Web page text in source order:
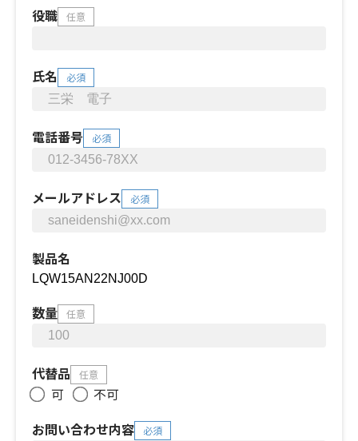
役職 任意
氏名 必須
電話番号 必須
メールアドレス 必須
製品名
数量 任意
代替品 任意
可
不可
お問い合わせ内容
必須